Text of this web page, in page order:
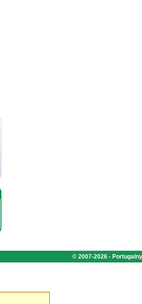
© 2007-2026 -